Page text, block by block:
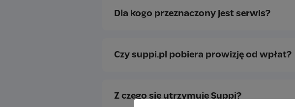
Dla kogo przeznaczony jest serwis?
Czy suppi.pl pobiera prowizję od wpłat?
Z czego się utrzymuje Suppi?